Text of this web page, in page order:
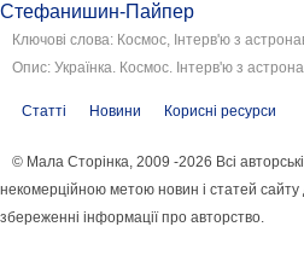
Стефанишин-Пайпер
Ключові слова: Космос, Інтерв'ю з
Опис: Українка. Космос. Інтерв'ю з
Статті Новини Корисні ресурси
© Мала Сторінка, 2009 -2026 Всі
некомерційною метою новин і статей
збереженні інформації про авторство.